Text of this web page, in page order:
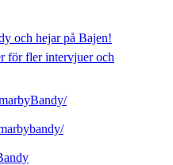
och hejar på Bajen!
för fler intervjuer och